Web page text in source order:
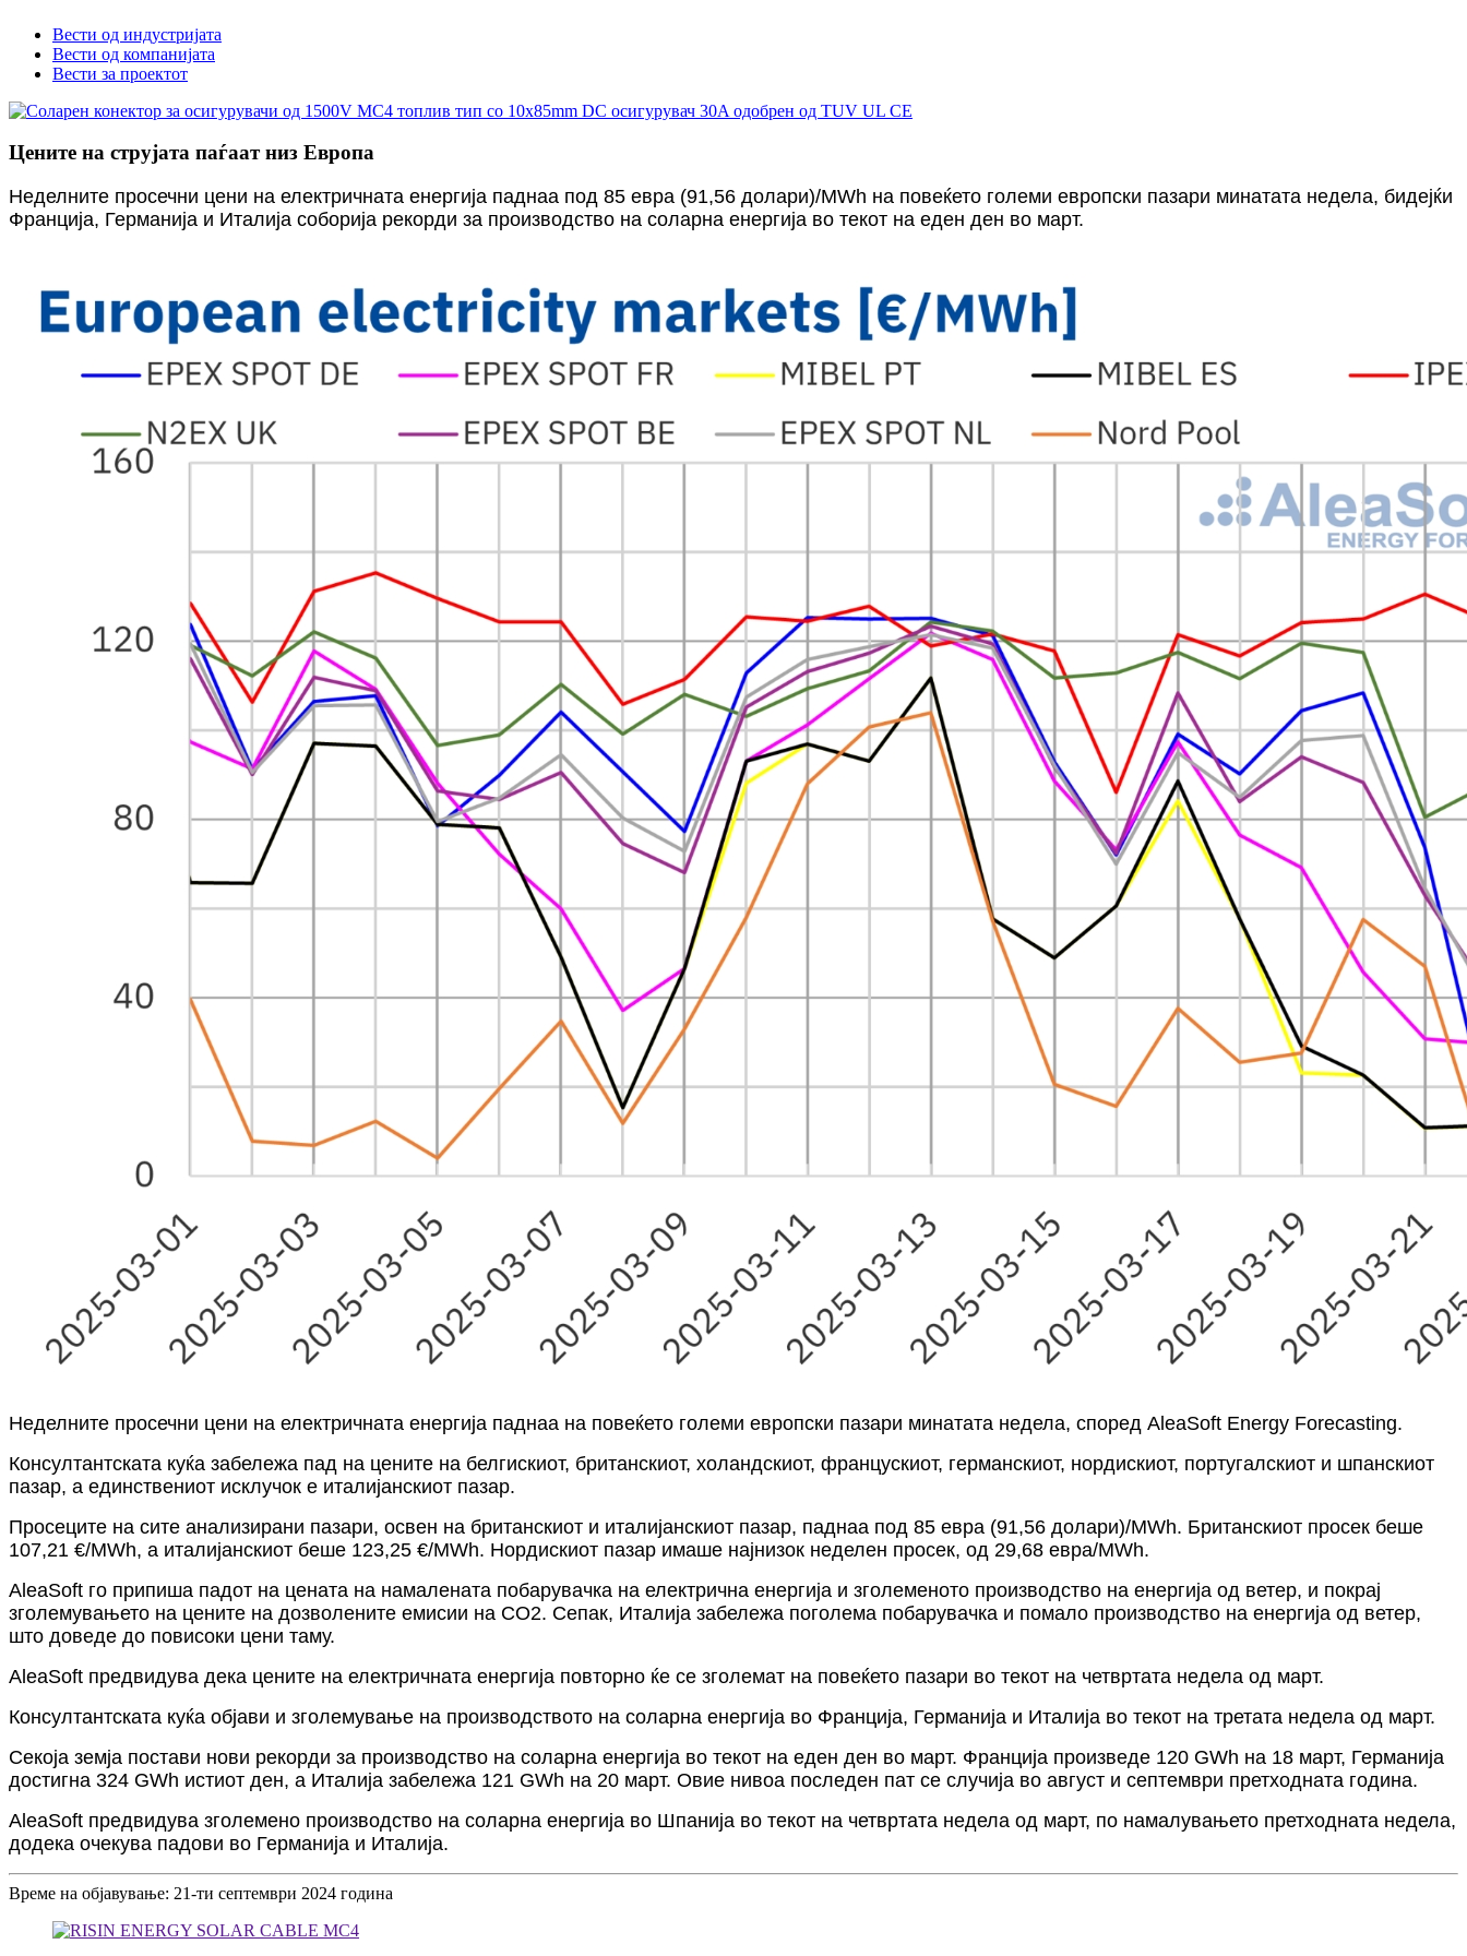
Вести од индустријата
Вести од компанијата
Вести за проектот
Цените на струјата паѓаат низ Европа
Неделните просечни цени на електричната енергија паднаа под 85 евра (91,56 долари)/MWh на повеќето големи европски пазари минатата недела, бидејќи
Франција, Германија и Италија соборија рекорди за производство на соларна енергија во текот на еден ден во март.
Неделните просечни цени на електричната енергија паднаа на повеќето големи европски пазари минатата недела, според AleaSoft Energy Forecasting.
Консултантската куќа забележа пад на цените на белгискиот, британскиот, холандскиот, францускиот, германскиот, нордискиот, португалскиот и шпанскиот
пазар, а единствениот исклучок е италијанскиот пазар.
Просеците на сите анализирани пазари, освен на британскиот и италијанскиот пазар, паднаа под 85 евра (91,56 долари)/MWh. Британскиот просек беше
107,21 €/MWh, а италијанскиот беше 123,25 €/MWh. Нордискиот пазар имаше најнизок неделен просек, од 29,68 евра/MWh.
AleaSoft го припиша падот на цената на намалената побарувачка на електрична енергија и зголеменото производство на енергија од ветер, и покрај
зголемувањето на цените на дозволените емисии на CO2. Сепак, Италија забележа поголема побарувачка и помало производство на енергија од ветер,
што доведе до повисоки цени таму.
AleaSoft предвидува дека цените на електричната енергија повторно ќе се зголемат на повеќето пазари во текот на четвртата недела од март.
Консултантската куќа објави и зголемување на производството на соларна енергија во Франција, Германија и Италија во текот на третата недела од март.
Секоја земја постави нови рекорди за производство на соларна енергија во текот на еден ден во март. Франција произведе 120 GWh на 18 март, Германија
достигна 324 GWh истиот ден, а Италија забележа 121 GWh на 20 март. Овие нивоа последен пат се случија во август и септември претходната година.
AleaSoft предвидува зголемено производство на соларна енергија во Шпанија во текот на четвртата недела од март, по намалувањето претходната недела,
додека очекува падови во Германија и Италија.
Време на објавување: 21-ти септември 2024 година